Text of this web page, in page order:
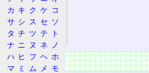
技術
Phase Ⅰ
Phase Ⅱ
概要
カ キ ク ケ コ
サ シ ス セ ソ
タ チ ツ テ
ト
ナ ニ ヌ ネ
ノ
ハ ヒ フ ヘ ホ
マ ミ ム メ
モ